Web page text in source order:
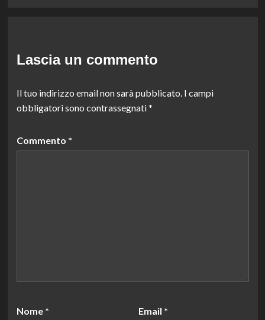
Lascia un commento
Il tuo indirizzo email non sarà pubblicato. I campi
obbligatori sono contrassegnati*
Commento *
Nome * Email *